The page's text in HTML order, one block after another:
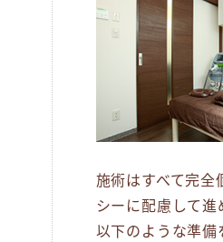
施術はすべて完全
シーに配慮して進
以下のような準備